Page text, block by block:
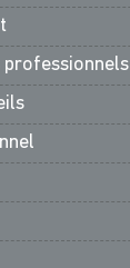
professionnels